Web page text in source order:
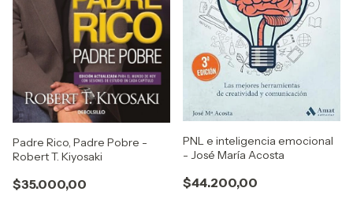
Padre Rico, Padre Pobre -
Robert T. Kiyosaki
$35.000,00
PNL e inteligencia emocional
- José María Acosta
$44.200,00